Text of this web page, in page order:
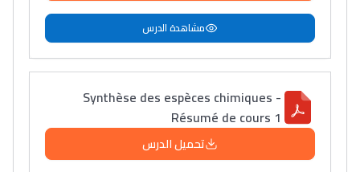
مشاهدة الدرس
Synthèse des espèces chimiques -
Résumé de cours 1
تحميل الدرس